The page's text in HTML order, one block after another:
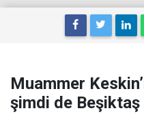
Muammer
şimdi de Beşiktaş